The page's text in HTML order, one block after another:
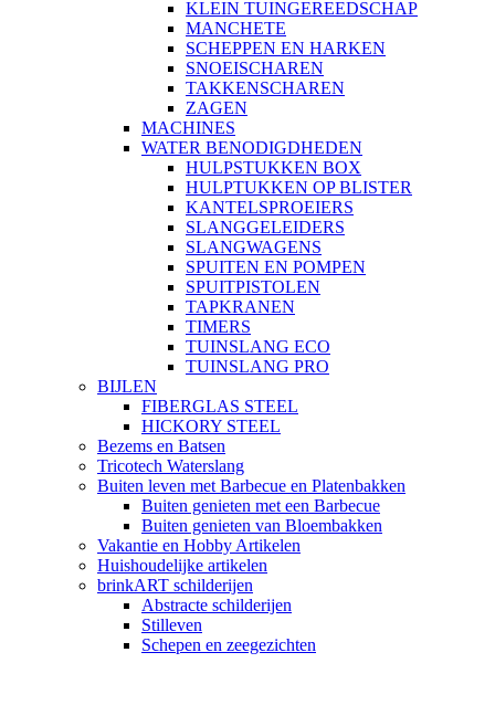
KLEIN TUINGEREEDSCHAP
MANCHETE
SCHEPPEN EN HARKEN
SNOEISCHAREN
TAKKENSCHAREN
ZAGEN
MACHINES
WATER BENODIGDHEDEN
HULPSTUKKEN BOX
HULPTUKKEN OP BLISTER
KANTELSPROEIERS
SLANGGELEIDERS
SLANGWAGENS
SPUITEN EN POMPEN
SPUITPISTOLEN
TAPKRANEN
TIMERS
TUINSLANG ECO
TUINSLANG PRO
BIJLEN
FIBERGLAS STEEL
HICKORY STEEL
Bezems en Batsen
Tricotech Waterslang
Buiten leven met Barbecue en Platenbakken
Buiten genieten met een Barbecue
Buiten genieten van Bloembakken
Vakantie en Hobby Artikelen
Huishoudelijke artikelen
brinkART schilderijen
Abstracte schilderijen
Stilleven
Schepen en zeegezichten